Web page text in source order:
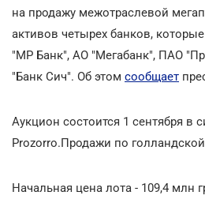
на продажу межотраслевой
активов четырех банков,
"МР Банк", АО "Мегабанк", ПАО
"Банк Сич". Об этом сообщает
Аукцион состоится 1 сентября в
Prozorro.Продажи по
Начальная цена лота - 109,4 млн